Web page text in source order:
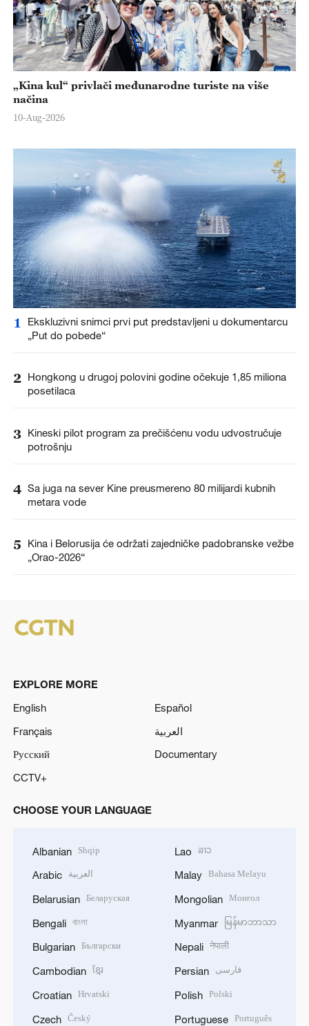
„Kina kul“ privlači međunarodne turiste na više
načina
10-Aug-2026
1
Ekskluzivni snimci prvi put predstavljeni u dokumentarcu
„Put do pobede“
2 Hongkong u drugoj polovini godine očekuje 1,85 miliona
posetilaca
3 Kineski pilot program za prečišćenu vodu udvostručuje
potrošnju
4 Sa juga na sever Kine preusmereno 80 milijardi kubnih
metara vode
5
Kina i Belorusija će održati zajedničke padobranske vežbe
„Orao-2026“
EXPLORE MORE
English
Español
Français
العربية
Русский
Documentary
CCTV+
CHOOSE YOUR LANGUAGE
Albanian Shqip
Arabic العربية
Belarusian Беларуская
Bengali বাংলা
Bulgarian Български
Cambodian ខ្មែរ
Croatian Hrvatski
Czech Český
Lao ລາວ
Malay Bahasa Melayu
Mongolian Монгол
Myanmar မြန်မာဘာသာ
Nepali नेपाली
Persian فارسی
Polish Polski
Portuguese Português